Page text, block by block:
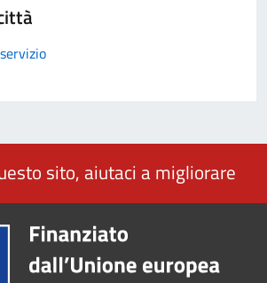
sito, aiutaci a migliorare